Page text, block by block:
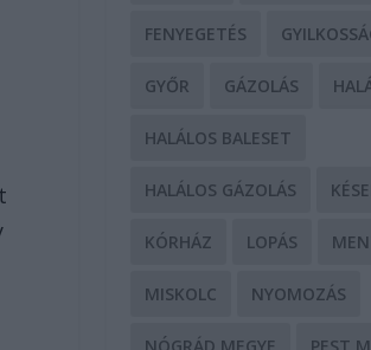
FENYEGETÉS
GYŐR GÁZOLÁS
HALÁLOS BALESET
HALÁLOS GÁZOLÁS
KÓRHÁZ LOPÁS
MISKOLC NYOMOZÁS